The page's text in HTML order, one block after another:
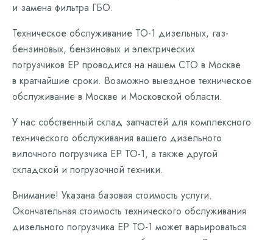
и замена фильтра ГБО.
Техническое обслуживание ТО-1 дизельных, газ-
бензиновых, бензиновых и электрических
погрузчиков EP проводится на нашем СТО в Москве
в кратчайшие сроки. Возможно выездное техническое
обслуживание в Москве и Московской области.
У нас собственный склад запчастей для комплексного
технического обслуживания вашего дизельного
вилочного погрузчика EP ТО-1, а также другой
складской и погрузочной техники.
Внимание! Указана базовая стоимость услуги.
Окончательная стоимость технического обслуживания
дизельного погрузчика EP ТО-1 может варьироваться